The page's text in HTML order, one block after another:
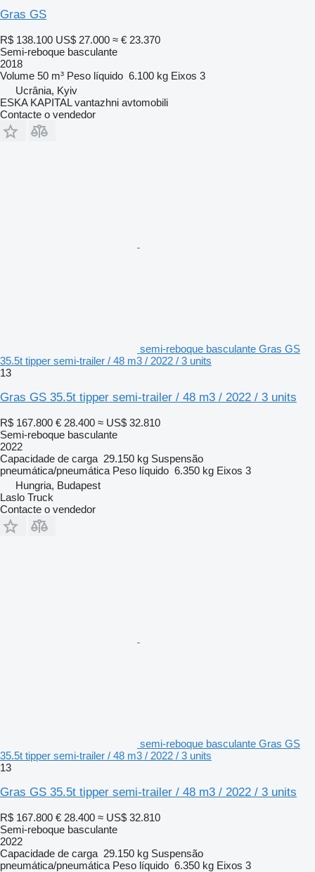
Gras GS
R$ 138.100 US$ 27.000 ≈ € 23.370
Semi-reboque basculante
2018
Volume 50 m³ Peso líquido 6.100 kg Eixos 3
Ucrânia, Kyiv
ESKA KAPITAL vantazhni avtomobili
Contacte o vendedor
semi-reboque basculante Gras GS
35.5t tipper semi-trailer / 48 m3 / 2022 / 3 units
13
Gras GS 35.5t tipper semi-trailer / 48 m3 / 2022 / 3 units
R$ 167.800 € 28.400 ≈ US$ 32.810
Semi-reboque basculante
2022
Capacidade de carga 29.150 kg Suspensão
pneumática/pneumática Peso líquido 6.350 kg Eixos 3
Hungria, Budapest
Laslo Truck
Contacte o vendedor
semi-reboque basculante Gras GS
35.5t tipper semi-trailer / 48 m3 / 2022 / 3 units
13
Gras GS 35.5t tipper semi-trailer / 48 m3 / 2022 / 3 units
R$ 167.800 € 28.400 ≈ US$ 32.810
Semi-reboque basculante
2022
Capacidade de carga 29.150 kg Suspensão
pneumática/pneumática Peso líquido 6.350 kg Eixos 3